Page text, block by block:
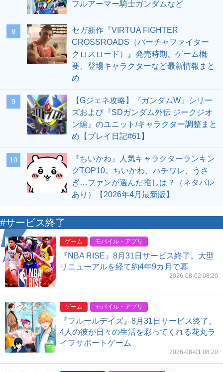
フルアーマー騎士ガンダムなど
8
セガ新作『VIRTUA FIGHTER
CROSSROADS（バーチャファイター
クロスロード）』発売時期、ゲーム概
要、登場キャラクターなど最新情報まと
め
9
【Gジェネ攻略】『ガンダムW』シリー
ズおよび『SDガンダム外伝 ジークジオ
ン編』のユニット/キャラクター調整まと
め【プレイ日記#61】
10
『ちいかわ』人気キャラクターランキン
グTOP10。ちいかわ、ハチワレ、うさ
ぎ…ファンが選んだ推しは？（ネタバレ
あり）【2026年4月最新版】
#サービス終了
ゲーム モバイル・アプリ
『NBA RISE』8月31日サービス終了。大型
リニューアルを経て約4年9カ月で幕
2026-08-02 08:20
ゲーム モバイル・アプリ
『フルールデイズ』8月31日サービス終了。
4人の彼が日々の生活を彩ってくれる花丸ラ
イフサポートゲーム
2026-08-01 08:20